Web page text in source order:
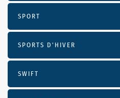
SPORT
SPORTS D'HIVER
SWIFT